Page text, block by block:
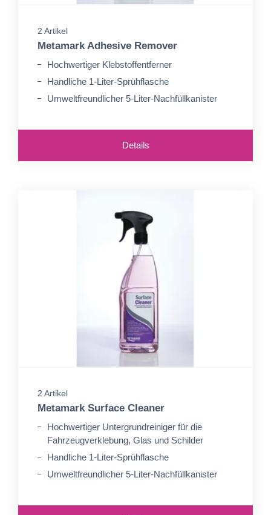
2 Artikel
Metamark Adhesive Remover
Hochwertiger Klebstoffentferner
Handliche 1-Liter-Sprühflasche
Umweltfreundlicher 5-Liter-Nachfüllkanister
Details
2 Artikel
Metamark Surface Cleaner
Hochwertiger Untergrundreiniger für die
Fahrzeugverklebung, Glas und Schilder
Handliche 1-Liter-Sprühflasche
Umweltfreundlicher 5-Liter-Nachfüllkanister